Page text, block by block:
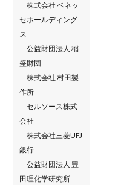
株式会社 ベネッ
セホールディング
ス
公益財団法人 稲
盛財団
株式会社 村田製
作所
セルソース株式
会社
株式会社三菱UFJ
銀行
公益財団法人 豊
田理化学研究所